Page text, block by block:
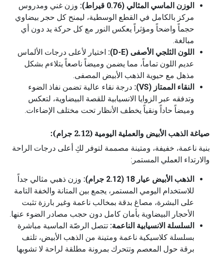
الوزن الماسي المثالي (0.76 قيراط):
وزن غني ومدروس
مركز بالكامل في القطع الوسطية، ليمنح كل حجر بيضاوي
حجماً واضحاً ومؤثراً يعكس النور مع كل حركة يد دون أي
مبالغة.
اللون الثلجي الأصفى (D-E):
اختيار لأعلى درجات الألماس
عديم اللون تماماً، مما يضمن وميضاً ناصعاً يتلاءم بشكل
مذهل مع حيوية الذهب الأبيض المصفى.
النقاء الممتاز (VS):
درجة نقاء عالية تضمن نفاذ الضوء
وتدفقه عبر الزوايا الانسيابية للقصة البيضاوية، لتعكس
وميضاً حاداً ونقياً يخطف الأنظار تحت مختلف الإضاءات.
صياغة الذهب الأبيض والعملية اليومية (2.12 جرام):
بنية ناعمة، خفيفة، ومتينة مصممة لتوفر لكِ أعلى درجات الراحة
والارتداء العملي المستمر:
الذهب الأبيض عيار 18 (2.12 جرام):
وزن ذهبي مثالي جداً
للاستخدام اليومي المستمر، يجمع بين المتانة والخفة التامة
على البشرة، مصاغ بدقة بمخالب ناعمة وغير بارزة تثبت
الأحجار البيضاوية بأمان كامل دون حجب مصادر الضوء عنها.
السلسلة الانسيابية الناعمة: تتصل الرصّة الماسية مباشرة
بسلسلة كلاسيكية ناعمة ومتينة من الذهب الأبيض، تلتف
برقة حول المعصم وتتحرك بمرونة مطلقة لراحة لا تشوبها